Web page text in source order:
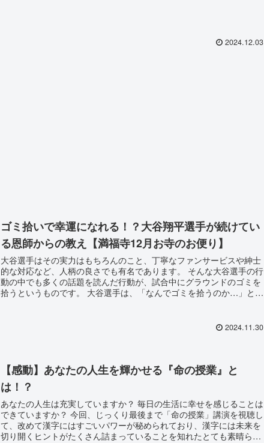
2024.12.03
ゴミ拾いで幸運になれる！？大谷翔平選手が続けてい
る恩師からの教え【満福寺12月お寺のお便り】
大谷選手はその実力はもちろんのこと、丁寧なファンサービスや紳士
的な対応など、人柄の良さでも有名であります。 そんな大谷選手の行
動の中でも多くの話題を読んだ行動が、試合中にグラウンドのゴミを
拾うというものです。 大谷選手は、「なんでゴミを拾うのか…」と聞
2024.11.30
【感動】あなたの人生を輝かせる『命の授業』と
は！？
あなたの人生は充実していますか？ 毎日の生活に幸せを感じることは
できていますか？ 今回、じっくり最後まで「命の授業」講演を視聴し
て、改めて漢字にはすごいパワーが秘められており、漢字には未来を
切り開くヒントがたくさん詰まっていることを知れたとても素晴らし